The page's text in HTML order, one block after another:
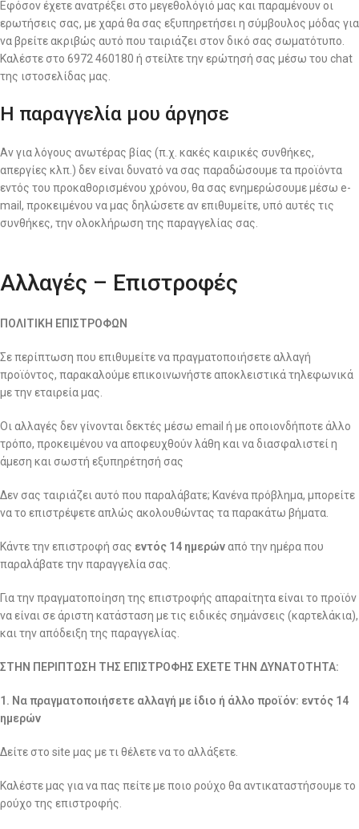
Εφόσον έχετε ανατρέξει στο μεγεθολόγιό μας και παραμένουν οι
ερωτήσεις σας, με χαρά θα σας εξυπηρετήσει η σύμβουλος μόδας για
να βρείτε ακριβώς αυτό που ταιριάζει στον δικό σας σωματότυπο.
Καλέστε στο 6972 460180 ή στείλτε την ερώτησή σας μέσω του chat
της ιστοσελίδας μας.
Η παραγγελία μου άργησε
Αν για λόγους ανωτέρας βίας (π.χ. κακές καιρικές συνθήκες,
απεργίες κλπ.) δεν είναι δυνατό να σας παραδώσουμε τα προϊόντα
εντός του προκαθορισμένου χρόνου, θα σας ενημερώσουμε μέσω e-
mail, προκειμένου να μας δηλώσετε αν επιθυμείτε, υπό αυτές τις
συνθήκες, την ολοκλήρωση της παραγγελίας σας.
Αλλαγές – Επιστροφές
ΠΟΛΙΤΙΚΗ ΕΠΙΣΤΡΟΦΩΝ
Σε περίπτωση που επιθυμείτε να πραγματοποιήσετε αλλαγή
προϊόντος, παρακαλούμε επικοινωνήστε αποκλειστικά τηλεφωνικά
με την εταιρεία μας.
Οι αλλαγές δεν γίνονται δεκτές μέσω email ή με οποιονδήποτε άλλο
τρόπο, προκειμένου να αποφευχθούν λάθη και να διασφαλιστεί η
άμεση και σωστή εξυπηρέτησή σας
Δεν σας ταιριάζει αυτό που παραλάβατε; Κανένα πρόβλημα, μπορείτε
να το επιστρέψετε απλώς ακολουθώντας τα παρακάτω βήματα.
Κάντε την επιστροφή σας εντός 14 ημερώναπό την ημέρα που
παραλάβατε την παραγγελία σας.
Για την πραγματοποίηση της επιστροφής απαραίτητα είναι το προϊόν
να είναι σε άριστη κατάσταση με τις ειδικές σημάνσεις (καρτελάκια),
και την απόδειξη της παραγγελίας.
ΣΤΗΝ ΠΕΡΙΠΤΩΣΗ ΤΗΣ ΕΠΙΣΤΡΟΦΗΣ ΕΧΕΤΕ ΤΗΝ ΔΥΝΑΤΟΤΗΤΑ:
1. Να πραγματοποιήσετε αλλαγή με ίδιο ή άλλο προϊόν: εντός 14
ημερών
Δείτε στο site μας με τι θέλετε να το αλλάξετε.
Καλέστε μας για να πας πείτε με ποιο ρούχο θα αντικαταστήσουμε το
ρούχο της επιστροφής.